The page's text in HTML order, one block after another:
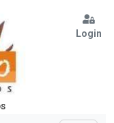
Login